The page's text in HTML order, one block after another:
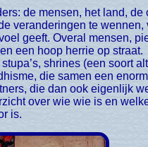
veranderingen te
geeft. Overal mensen,
een hoop herrie op straat.
shrines (een soort
die samen een
die dan ook eigenlijk
over wie wie is en
is.